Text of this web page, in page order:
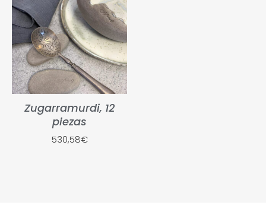
Zugarramurdi, 12
piezas
530,58€